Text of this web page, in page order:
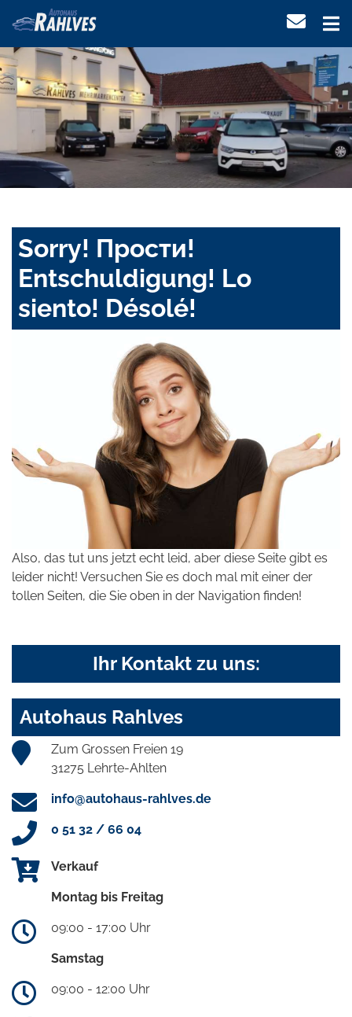
Sorry! Прости!
Entschuldigung! Lo
siento! Désolé!
Also, das tut uns jetzt echt leid, aber diese Seite gibt es
leider nicht! Versuchen Sie es doch mal mit einer der
tollen Seiten, die Sie oben in der Navigation finden!
Ihr Kontakt zu uns:
Autohaus Rahlves
Zum Grossen Freien 19
31275 Lehrte-Ahlten
info@autohaus-rahlves.de
0 51 32 / 66 04
Verkauf
Montag bis Freitag
09:00 - 17:00 Uhr
Samstag
09:00 - 12:00 Uhr